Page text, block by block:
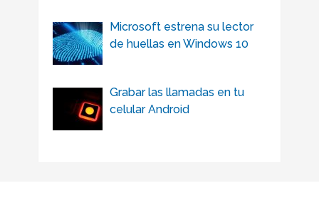
Microsoft estrena su lector
de huellas en Windows 10
Grabar las llamadas en tu
celular Android